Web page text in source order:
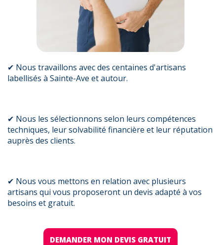
✔ Nous travaillons avec des centaines d'artisans
labellisés à Sainte-Ave et autour.
✔ Nous les sélectionnons selon leurs compétences
techniques, leur solvabilité financière et leur réputation
auprès des clients.
✔ Nous vous mettons en relation avec plusieurs
artisans qui vous proposeront un devis adapté à vos
besoins et gratuit.
DEMANDER MON DEVIS GRATUIT